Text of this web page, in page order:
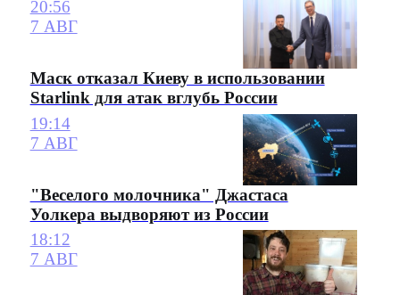
20:56
7 АВГ
Маск отказал Киеву в использовании
Starlink для атак вглубь России
19:14
7 АВГ
"Веселого молочника" Джастаса
Уолкера выдворяют из России
18:12
7 АВГ